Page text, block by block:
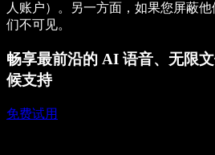
人账户）。另一方面，如果您屏蔽
们不可见。
畅享最前沿的 AI 语音、无限
候支持
免费试用